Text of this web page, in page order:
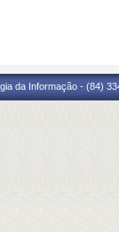
da Informação - (84)